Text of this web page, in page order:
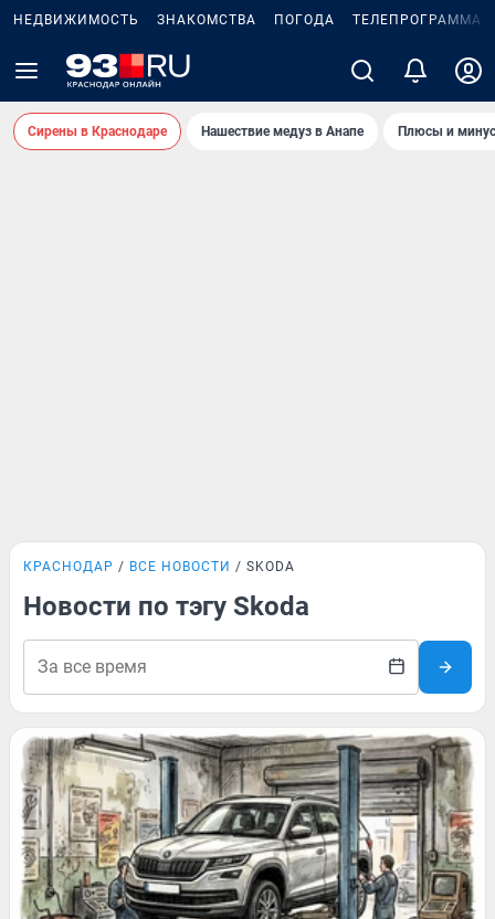
НЕДВИЖИМОСТЬ ЗНАКОМСТВА ПОГОДА ТЕЛЕПРОГРАММА
Сирены в Краснодаре Нашествие медуз в Анапе Плюсы и
КРАСНОДАР ВСЕ НОВОСТИ SKODA
Новости по тэгу Skoda